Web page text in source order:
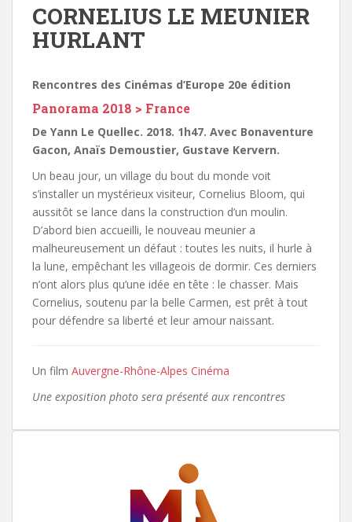
CORNELIUS LE MEUNIER
HURLANT
Rencontres des Cinémas d’Europe 20e édition
Panorama 2018 > France
De Yann Le Quellec. 2018. 1h47. Avec Bonaventure
Gacon, Anaïs Demoustier, Gustave Kervern.
Un beau jour, un village du bout du monde voit
s’installer un mystérieux visiteur, Cornelius Bloom, qui
aussitôt se lance dans la construction d’un moulin.
D’abord bien accueilli, le nouveau meunier a
malheureusement un défaut : toutes les nuits, il hurle à
la lune, empêchant les villageois de dormir. Ces derniers
n’ont alors plus qu’une idée en tête : le chasser. Mais
Cornelius, soutenu par la belle Carmen, est prêt à tout
pour défendre sa liberté et leur amour naissant.
Un film Auvergne-Rhône-Alpes Cinéma
Une exposition photo sera présenté aux rencontres